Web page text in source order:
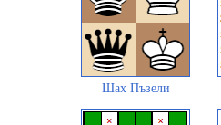
Шах Пъзели